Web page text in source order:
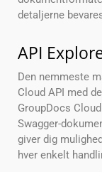
detaljerne
API
Den nemmeste
Cloud API med
GroupDocs
Swagger-
giver dig
hver enkelt